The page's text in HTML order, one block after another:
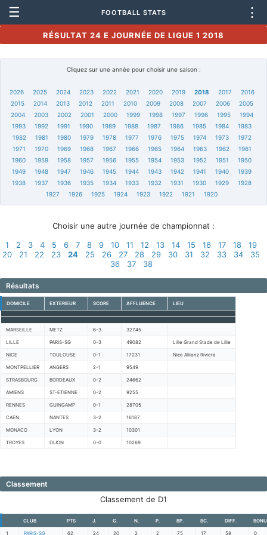
☰ FOOTBALL STATS ⋮
RÉSULTAT 24 E JOURNÉE DE LIGUE 1 2018
Cliquez sur une année pour choisir une saison :
2026 2025 2024 2023 2022 2021 2020 2019 2018 2017
2016
2015
2014 2013 2012 2011 2010 2009 2008 2007 2006
2005
2004
2003 2002 2001 2000 1999 1998 1997 1996 1995
1994
1993
1992 1991 1990 1989 1988 1987 1986 1985 1984
1983
1982
1981 1980 1979 1978 1977 1976 1975 1974 1973
1972
1971
1970 1969 1968 1967 1966 1965 1964 1963 1962
1961
1960
1959 1958 1957 1956 1955 1954 1953 1952 1951
1950
1949
1948 1947 1946 1945 1944 1943 1942 1941 1940
1939
1938
1937 1936 1935 1934 1933 1932 1931 1930 1929
1928
1927
1926 1925 1924 1923 1922 1921 1920
Choisir une autre journée de championnat :
1
2 3 4 5 6 7 8 9 10 11 12 13 14 15 16 17 18
19
20
21 22 23 24 25 26 27 28 29 30 31 32 33 34
35
36
37 38
Résultats
DOMICILE EXTERIEUR SCORE AFFLUENCE LIEU
MARSEILLE METZ 6-3 32745
LILLE PARIS-SG 0-3 49082 Lille Grand Stade de Lille
NICE TOULOUSE 0-1 17231 Nice Allianz Riviera
MONTPELLIER ANGERS 2-1 9549
STRASBOURG BORDEAUX 0-2 24662
AMIENS ST-ETIENNE 0-2 9255
RENNES GUINGAMP 0-1 28705
CAEN NANTES 3-2 16187
MONACO LYON 3-2 10301
TROYES DIJON 0-0 10269
Classement
Classement de D1
CLUB PTS J. G. N. P. BP. BC. DIFF.
1 PARIS-SG 62 24 20 2 2 75 17 58 0